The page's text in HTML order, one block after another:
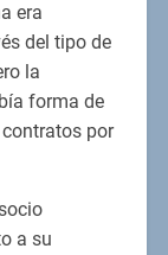
era
del tipo de
la
forma de
por
a su